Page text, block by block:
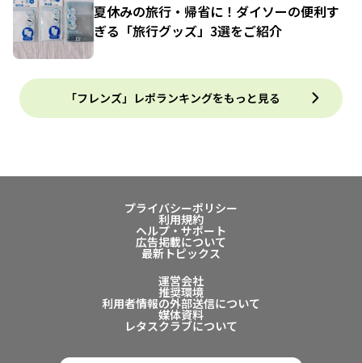
夏休みの旅行・帰省に！ダイソーの便利す
ぎる「旅行グッズ」3選をご紹介
「フレンズ」レポランキングをもっと見る
プライバシーポリシー
利用規約
ヘルプ・サポート
広告掲載について
最新トピックス
運営会社
推奨環境
利用者情報の外部送信について
媒体資料
レタスクラブについて